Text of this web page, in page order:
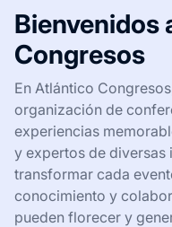
Bienvenidos
Congresos
En Atlántico
organización de
experiencias
y expertos de diversas
transformar cada
conocimiento y
pueden florecer y